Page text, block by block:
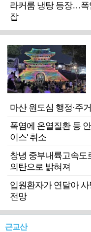
라커룸 냉탕 등장…폭
잡
마산 원도심 행정·주
폭염에 온열질환 등
이스' 취소
창녕 중부내륙고속
의탄으로 밝혀져
입원환자가 연달아
전망
근교산